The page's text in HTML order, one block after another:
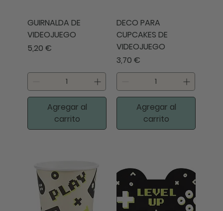
GUIRNALDA DE
VIDEOJUEGO
Precio
5,20 €
Agregar al
carrito
DECO PARA
CUPCAKES DE
VIDEOJUEGO
Precio
3,70 €
Agregar al
carrito